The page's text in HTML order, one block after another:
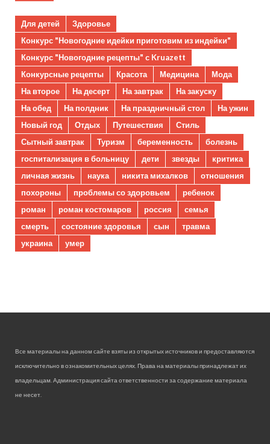
Для детей
Здоровье
Конкурс "Новогодние идейки приготовим из индейки"
Конкурс "Новогодние рецепты" с Kruazett
Конкурсные рецепты
Красота Медицина
Мода
На второе
На десерт На завтрак
На закуску
На обед
На полдник На праздничный стол
На ужин
Новый год
Отдых Путешествия
Стиль
Сытный завтрак
Туризм беременность
болезнь
госпитализация в больницу
дети звезды
критика
личная жизнь
наука никита михалков
отношения
похороны
проблемы со здоровьем
ребенок
роман
роман костомаров россия
семья
смерть
состояние здоровья сын
травма
украина
умер
Все материалы на данном сайте взяты из открытых источников и предоставляются
исключительно в ознакомительных целях. Права на материалы принадлежат их
владельцам. Администрация сайта ответственности за содержание материала
не несет.